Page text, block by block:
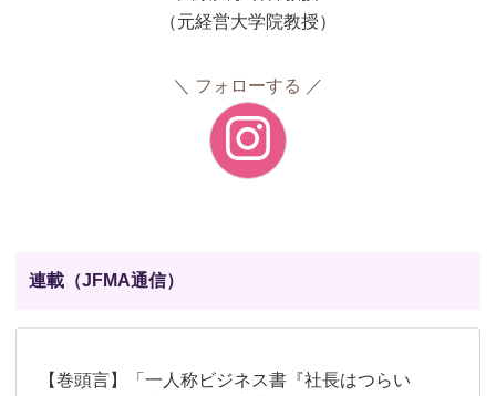
（元経営大学院教授）
フォローする
連載（JFMA通信）
【巻頭言】「一人称ビジネス書『社長はつらい